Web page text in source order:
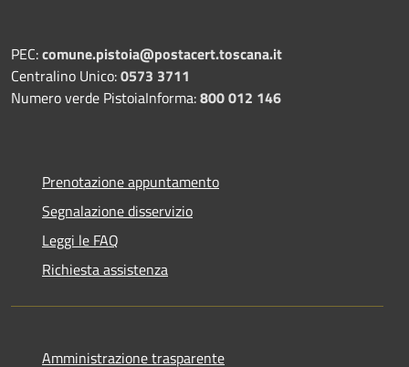
PEC:comune.pistoia@postacert.toscana.it
Centralino Unico:0573 3711
Numero verde PistoiaInforma:800 012 146
Prenotazione appuntamento
Segnalazione disservizio
Leggi le FAQ
Richiesta assistenza
Amministrazione trasparente